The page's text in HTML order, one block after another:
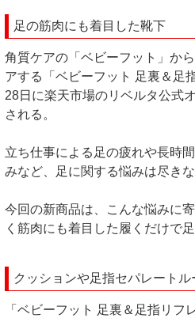
足の筋肉にも着目した靴下
角質ケアの「ベビーフット」か
アする「ベビーフット 足裏＆足
28日に楽天市場のリベルタ公式
される。
立ち仕事による足の疲れや長時
みなど、足に関する悩みは尽きな
今回の新商品は、こんな悩みに
く筋肉にも着目した履くだけで
クッションや足指セパレート
「ベビーフット 足裏＆足指リフ